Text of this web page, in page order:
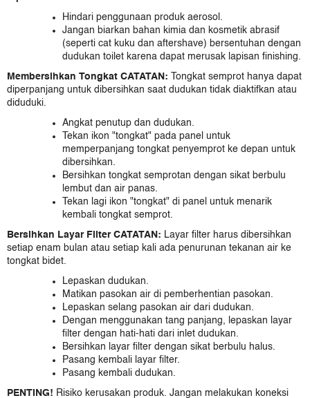
Hindari penggunaan produk aerosol.
Jangan biarkan bahan kimia dan kosmetik abrasif
(seperti cat kuku dan aftershave) bersentuhan dengan
dudukan toilet karena dapat merusak lapisan finishing.
Membersihkan Tongkat CATATAN: Tongkat semprot hanya dapat
diperpanjang untuk dibersihkan saat dudukan tidak diaktifkan atau
diduduki.
Angkat penutup dan dudukan.
Tekan ikon "tongkat" pada panel untuk
memperpanjang tongkat penyemprot ke depan untuk
dibersihkan.
Bersihkan tongkat semprotan dengan sikat berbulu
lembut dan air panas.
Tekan lagi ikon "tongkat" di panel untuk menarik
kembali tongkat semprot.
Bersihkan Layar Filter CATATAN: Layar filter harus dibersihkan
setiap enam bulan atau setiap kali ada penurunan tekanan air ke
tongkat bidet.
Lepaskan dudukan.
Matikan pasokan air di pemberhentian pasokan.
Lepaskan selang pasokan air dari dudukan.
Dengan menggunakan tang panjang, lepaskan layar
filter dengan hati-hati dari inlet dudukan.
Bersihkan layar filter dengan sikat berbulu halus.
Pasang kembali layar filter.
Pasang kembali dudukan.
PENTING! Risiko kerusakan produk. Jangan melakukan koneksi